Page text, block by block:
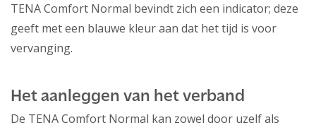
TENA Comfort Normal bevindt zich een indicator; deze
geeft met een blauwe kleur aan dat het tijd is voor
vervanging.
Het aanleggen van het verband
De TENA Comfort Normal kan zowel door uzelf als